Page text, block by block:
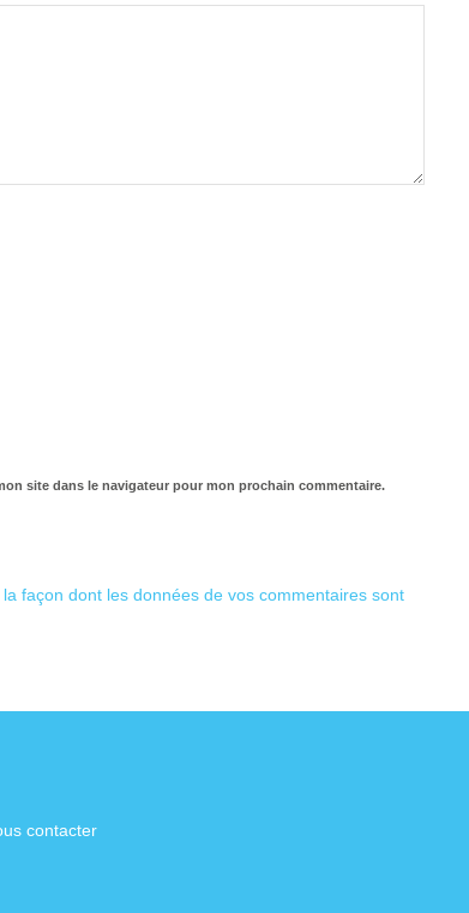
site dans le navigateur pour mon prochain commentaire.
façon dont les données de vos commentaires sont
contacter